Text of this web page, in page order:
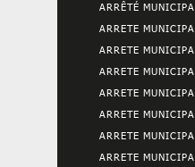
ARRÊTÉ
ARRETE
ARRETE
ARRETE
ARRETE
ARRETE
ARRETE
ARRETE